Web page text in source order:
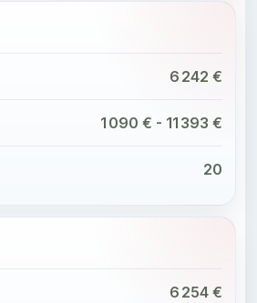
6 242 €
1 090 € - 11 393 €
20
6 254 €